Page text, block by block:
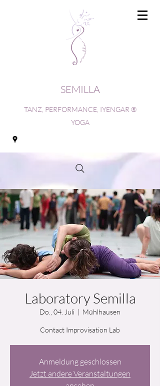
SEMILLA
TANZ, PERFORMANCE, IYENGAR ®
YOGA
Laboratory Semilla
Do., 04. Juli
  |
Mühlhausen
Contact Improvisation Lab
Anmeldung geschlossen
Jetzt andere Veranstaltungen